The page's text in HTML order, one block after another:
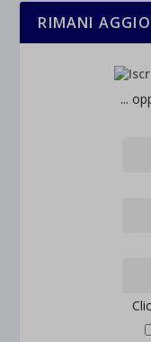
RIMANI
...
wp-settings-time-*
_ga_*
jetpackState[message]
esplicitamente